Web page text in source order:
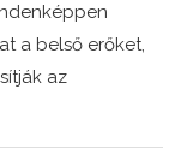
a belső erőket,
az